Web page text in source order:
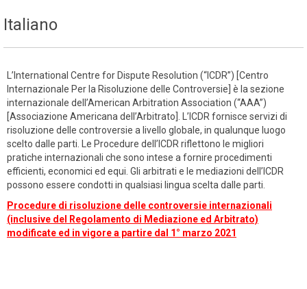
Italiano
L’International Centre for Dispute Resolution (“ICDR”) [Centro
Internazionale Per la Risoluzione delle Controversie] è la sezione
internazionale dell’American Arbitration Association (“AAA”)
[Associazione Americana dell’Arbitrato]. L’ICDR fornisce servizi di
risoluzione delle controversie a livello globale, in qualunque luogo
scelto dalle parti. Le Procedure dell’ICDR riflettono le migliori
pratiche internazionali che sono intese a fornire procedimenti
efficienti, economici ed equi. Gli arbitrati e le mediazioni dell’ICDR
possono essere condotti in qualsiasi lingua scelta dalle parti.
Procedure di risoluzione delle controversie internazionali
(inclusive del Regolamento di Mediazione ed Arbitrato)
modificate ed in vigore a partire dal 1° marzo 2021